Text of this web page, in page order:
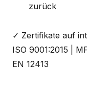
zurück
✓ Zertifikate auf
ISO 9001:2015 |
EN 12413